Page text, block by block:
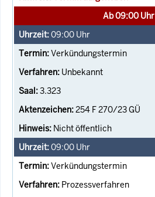
Ab 09:00 Uhr
09:00 Uhr
Verkündungstermin
Unbekannt
3.323
254 F 270/23 GÜ
Nicht öffentlich
09:00 Uhr
Verkündungstermin
Prozessverfahren